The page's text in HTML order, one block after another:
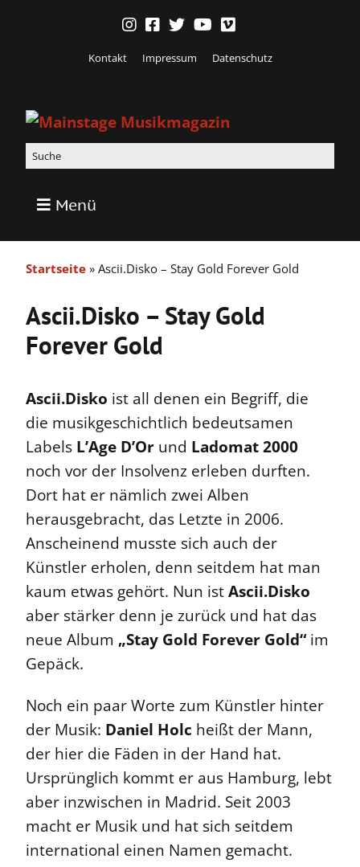
Kontakt Impressum Datenschutz
Menü
Startseite » Ascii.Disko – Stay Gold Forever Gold
Ascii.Disko – Stay Gold
Forever Gold
Ascii.Disko ist all denen ein Begriff, die
die musikgeschichtlich bedeutsamen
Labels L’Age D’Or und Ladomat 2000
noch vor der Insolvenz erleben durften.
Dort hat er nämlich zwei Alben
herausgebracht, das Letzte in 2006.
Anscheinend musste sich auch der
Künstler erholen, denn seitdem hat man
kaum etwas gehört. Nun istAscii.Disko
aber stärker denn je zurück und hat das
neue Album „Stay Gold Forever Gold“im
Gepäck.
Noch ein paar Worte zum Künstler hinter
der Musik: Daniel Holc heißt der Mann,
der hier die Fäden in der Hand hat.
Ursprünglich kommt er aus Hamburg, lebt
aber inzwischen in Madrid. Seit 2003
macht er Musik und hat sich seitdem
international einen Namen gemacht.